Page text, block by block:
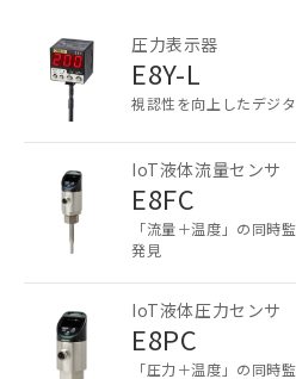
圧力表示器
E8Y-L
視認性を向上したデジ
IoT液体流量センサ
E8FC
「流量＋温度」の同時
発見
IoT液体圧力センサ
E8PC
「圧力＋温度」の同時
ご利用条件
以下の条件をお読みい
ご利用ください。
本サービスは、当社
商品の当社在庫状況
(税抜)を提供させ
す。
当社制御機器事業
本サービスの対象外
ことをご了承くださ
在庫状況および標